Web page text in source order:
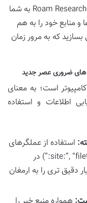
ابزارهایی مانند Notion، Obsidian یا Roam Research به شما
و منابع خود را به هم
که به مرور زمان
است؛ به معنای
اطلاعات و استفاده
استفاده از عملگرهای
جستجوی خاص (مانند “site:”, “filetype:”, “inurl:”) در
دقیق تری را به ارمغان